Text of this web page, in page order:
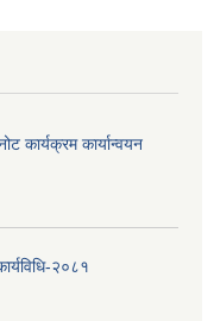
कार्यक्रम कार्यान्वयन
२०८१